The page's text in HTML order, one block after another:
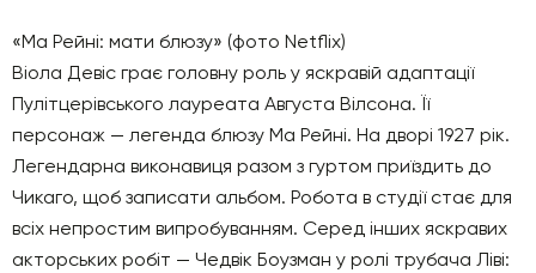
«Ма Рейні: мати блюзу» (фото Netflix)
Віола Девіс грає головну роль у яскравій адаптації
Пулітцерівського лауреата Августа Вілсона. Її
персонаж — легенда блюзу Ма Рейні. На дворі 1927 рік.
Легендарна виконавиця разом з гуртом приїздить до
Чикаго, щоб записати альбом. Робота в студії стає для
всіх непростим випробуванням. Серед інших яскравих
акторських робіт — Чедвік Боузман у ролі трубача Ліві: